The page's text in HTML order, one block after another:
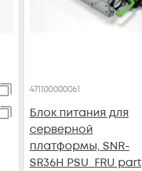
471100000061
Блок питания для
серверной
платформы, SNR-
SR36H PSU_FRU part